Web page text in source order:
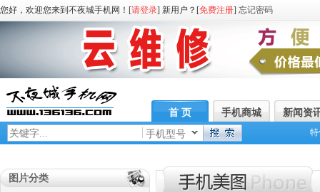
您好，欢迎您来到不夜城手机网！[请登录] 新用户？[免费注册] 忘记密码
首 页 手机商城
新闻资
手机型号
图片分类